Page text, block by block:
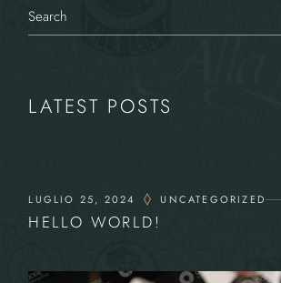
LATEST POSTS
LUGLIO 25, 2024 UNCATEGORIZED
HELLO WORLD!